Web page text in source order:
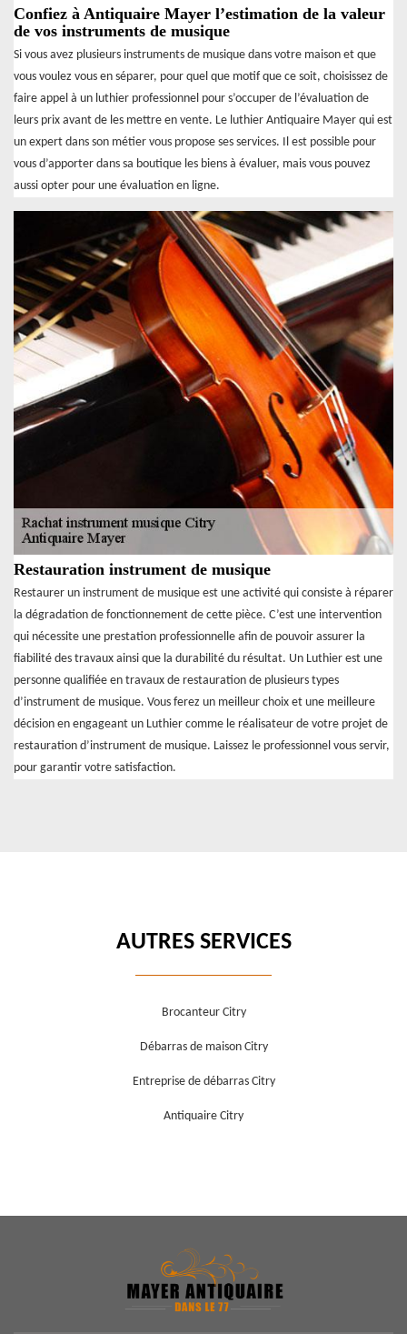
Confiez à Antiquaire Mayer l’estimation de la valeur
de vos instruments de musique
Si vous avez plusieurs instruments de musique dans votre maison et que
vous voulez vous en séparer, pour quel que motif que ce soit, choisissez de
faire appel à un luthier professionnel pour s’occuper de l’évaluation de
leurs prix avant de les mettre en vente. Le luthier Antiquaire Mayer qui est
un expert dans son métier vous propose ses services. Il est possible pour
vous d’apporter dans sa boutique les biens à évaluer, mais vous pouvez
aussi opter pour une évaluation en ligne.
Restauration instrument de musique
Restaurer un instrument de musique est une activité qui consiste à réparer
la dégradation de fonctionnement de cette pièce. C’est une intervention
qui nécessite une prestation professionnelle afin de pouvoir assurer la
fiabilité des travaux ainsi que la durabilité du résultat. Un Luthier est une
personne qualifiée en travaux de restauration de plusieurs types
d’instrument de musique. Vous ferez un meilleur choix et une meilleure
décision en engageant un Luthier comme le réalisateur de votre projet de
restauration d’instrument de musique. Laissez le professionnel vous servir,
pour garantir votre satisfaction.
AUTRES SERVICES
Brocanteur Citry
Débarras de maison Citry
Entreprise de débarras Citry
Antiquaire Citry